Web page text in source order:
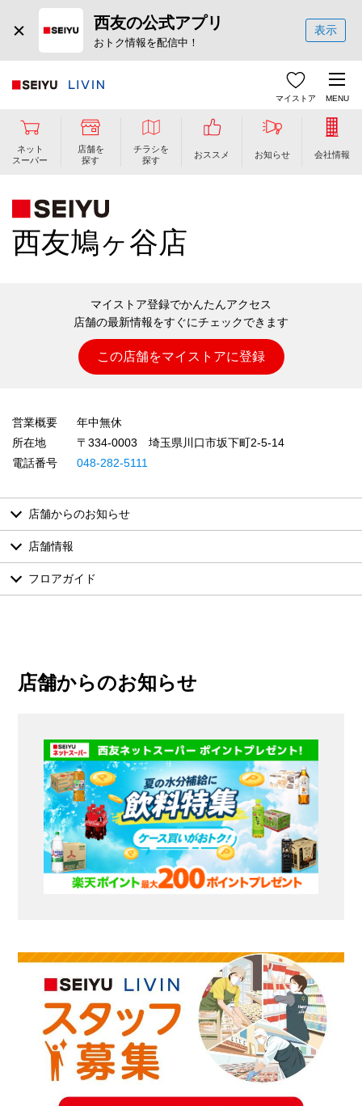
西友の公式アプリ
おトク情報を配信中！
表示
マイストア MENU
ネット
スーパー
店舗を
探す
チラシを
探す
おススメ お知らせ 会社情報
西友鳩ヶ谷店
マイストア登録でかんたんアクセス
店舗の最新情報をすぐにチェックできます
この店舗をマイストアに登録
営業概要
年中無休
所在地
〒334-0003 埼玉県川口市坂下町2-5-14
電話番号
048-282-5111
店舗からのお知らせ
店舗情報
フロアガイド
店舗からのお知らせ